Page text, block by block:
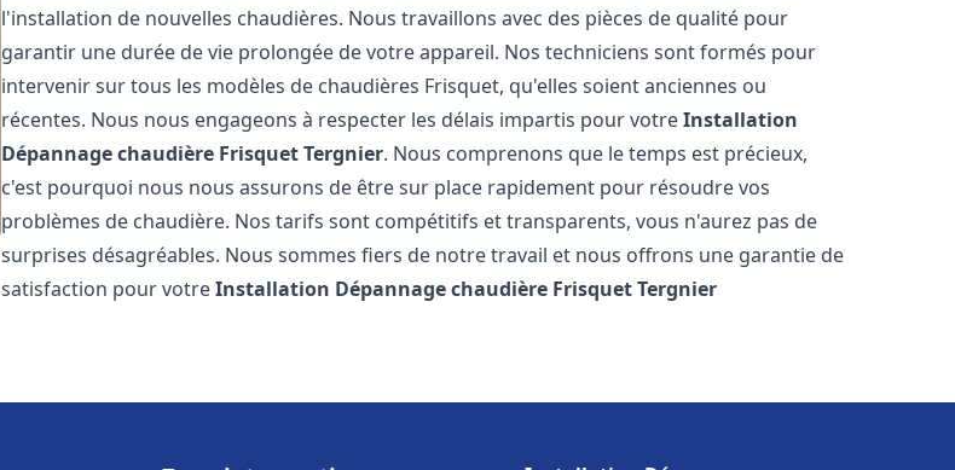
l'installation de nouvelles chaudières. Nous travaillons avec des pièces de qualité pour
garantir une durée de vie prolongée de votre appareil. Nos techniciens sont formés pour
intervenir sur tous les modèles de chaudières Frisquet, qu'elles soient anciennes ou
récentes. Nous nous engageons à respecter les délais impartis pour votreInstallation
Dépannage chaudière FrisquetTergnier. Nous comprenons que le temps est précieux,
c'est pourquoi nous nous assurons de être sur place rapidement pour résoudre vos
problèmes de chaudière. Nos tarifs sont compétitifs et transparents, vous n'aurez pas de
surprises désagréables. Nous sommes fiers de notre travail et nous offrons une garantie de
satisfaction pour votreInstallation Dépannage chaudière FrisquetTergnier